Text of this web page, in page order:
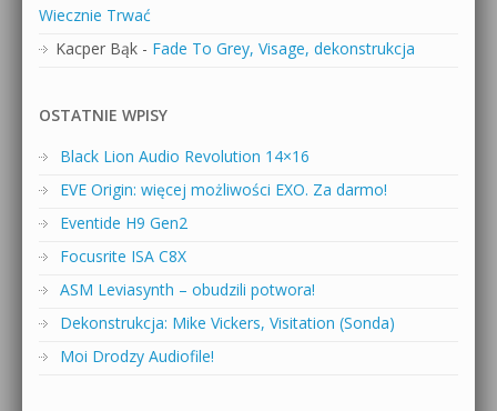
Wiecznie Trwać
Kacper Bąk - Fade To Grey, Visage, dekonstrukcja
OSTATNIE WPISY
Black Lion Audio Revolution 14×16
EVE Origin: więcej możliwości EXO. Za darmo!
Eventide H9 Gen2
Focusrite ISA C8X
ASM Leviasynth – obudzili potwora!
Dekonstrukcja: Mike Vickers, Visitation (Sonda)
Moi Drodzy Audiofile!